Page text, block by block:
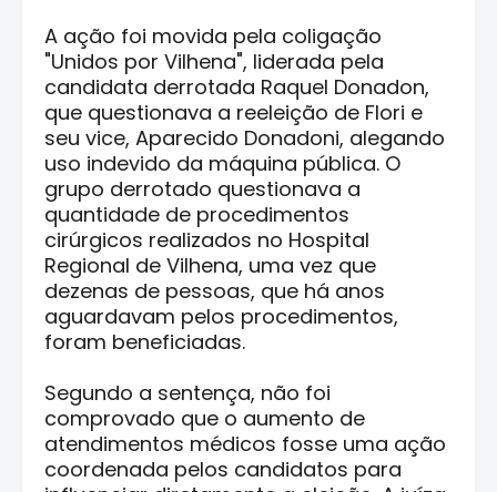
A ação foi movida pela coligação
"Unidos por Vilhena", liderada pela
candidata derrotada Raquel Donadon,
que questionava a reeleição de Flori e
seu vice, Aparecido Donadoni, alegando
uso indevido da máquina pública. O
grupo derrotado questionava a
quantidade de procedimentos
cirúrgicos realizados no Hospital
Regional de Vilhena, uma vez que
dezenas de pessoas, que há anos
aguardavam pelos procedimentos,
foram beneficiadas.
Segundo a sentença, não foi
comprovado que o aumento de
atendimentos médicos fosse uma ação
coordenada pelos candidatos para